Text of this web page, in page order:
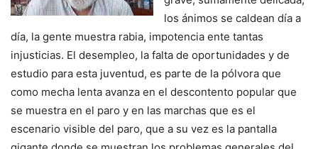
los ánimos se caldean día a
día, la gente muestra rabia, impotencia ente tantas
injusticias. El desempleo, la falta de oportunidades y de
estudio para esta juventud, es parte de la pólvora que
como mecha lenta avanza en el descontento popular que
se muestra en el paro y en las marchas que es el
escenario visible del paro, que a su vez es la pantalla